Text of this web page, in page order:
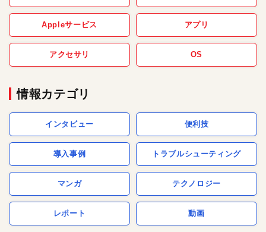
Appleサービス アプリ
アクセサリ OS
情報カテゴリ
インタビュー 便利技
導入事例 トラブルシューティング
マンガ テクノロジー
レポート 動画